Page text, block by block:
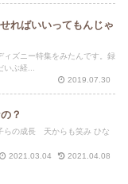
ればいいってもんじゃ
ィズニー特集をみたんです。録
ぶ経...
2019.07.30
？
成長 天からも笑み ひな
2021.03.04
2021.04.08